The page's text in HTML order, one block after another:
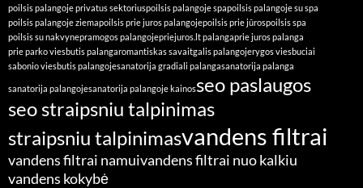
poilsis palangoje privatus sektoriuspoilsis palangoje spapoilsis palangoje su spa
poilsis palangoje ziemapoilsis prie juros palangojepoilsis prie jūrospoilsis spa
poilsis su nakvynepramogos palangojepriejuros.lt palangaprie juros palanga
prie parko viesbutis palangaromantiskas savaitgalis palangojerygos viesbuciai
sabonio viesbutis palangojesanatorija gradiali palangasanatorija palanga
sanatorija palangojesanatorija palangoje kainosseo paslaugos
seo straipsniu talpinimas
straipsniu talpinimasvandens filtrai
vandens filtrai namuivandens filtrai nuo kalkiu
vandens kokybė